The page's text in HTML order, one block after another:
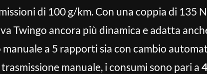
di 100 g/km. Con una coppia di 135
Twingo ancora più dinamica e adatta
a 5 rapporti sia con cambio
manuale, i consumi sono pari a